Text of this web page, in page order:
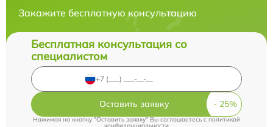
Закажите бесплатную консультацию
Бесплатная консультация со
специалистом
Оставить заявку
Нажимая на кнопку "Оставить заявку" Вы соглашаетесь cполитикой
конфиденциальности